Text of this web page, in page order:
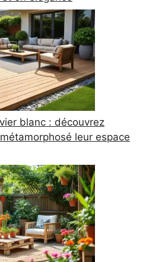
blanc : découvrez
leur espace